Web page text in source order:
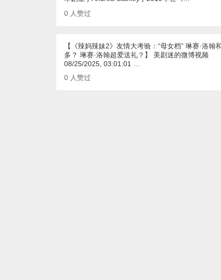
0 人赞过
【《辣妈辣妹2》友情大考验：“母女档” 琳赛·洛
多？ 琳赛·洛翰超爱送礼？】 美剧迷的微博视频
08/25/2025, 03:01:01 …
0 人赞过